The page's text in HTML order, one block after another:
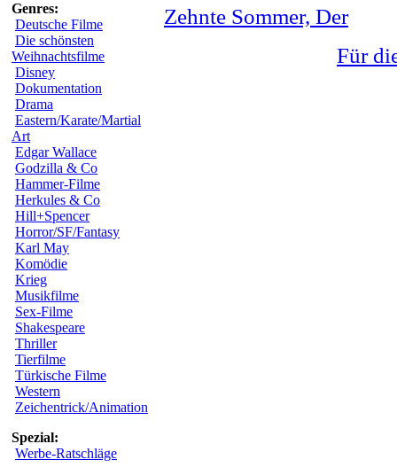
Genres:
Deutsche Filme
Die schönsten
Weihnachtsfilme
Disney
Dokumentation
Drama
Eastern/Karate/Martial
Art
Edgar Wallace
Godzilla & Co
Hammer-Filme
Herkules & Co
Hill+Spencer
Horror/SF/Fantasy
Karl May
Komödie
Krieg
Musikfilme
Sex-Filme
Shakespeare
Thriller
Tierfilme
Türkische Filme
Western
Zeichentrick/Animation
Spezial:
Werbe-Ratschläge
Zehnte Sommer, Der
Für